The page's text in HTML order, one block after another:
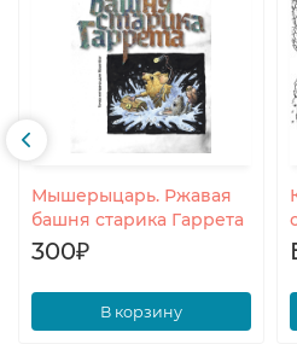
Мышерыцарь. Ржавая
башня старика Гаррета
300₽
В корзину